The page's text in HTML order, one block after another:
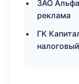
ЗАО
реклама
ГК